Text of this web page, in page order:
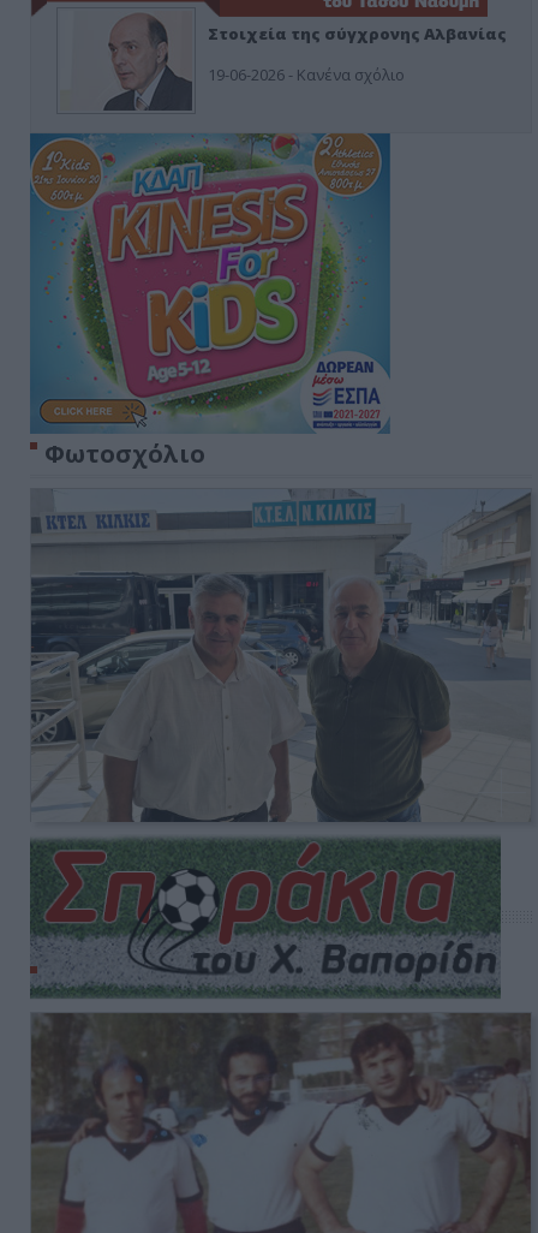
Στοιχεία της σύγχρονης Αλβανίας
19-06-2026 - Κανένα σχόλιο
Φωτοσχόλιο